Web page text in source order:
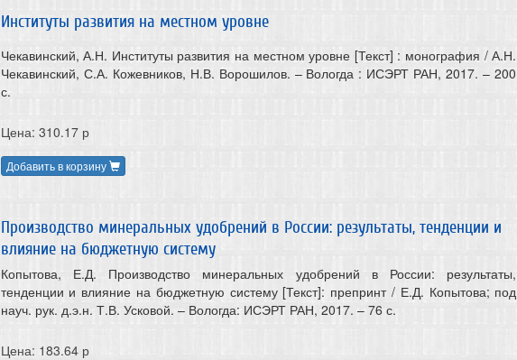
Институты развития на местном уровне
Чекавинский, А.Н. Институты развития на местном уровне [Текст] : монография / А.Н.
Чекавинский, С.А. Кожевников, Н.В. Ворошилов. – Вологда : ИСЭРТ РАН, 2017. – 200
с.
Цена: 310.17 р
Добавить в корзину
Производство минеральных удобрений в России: результаты, тенденции и
влияние на бюджетную систему
Копытова, Е.Д. Производство минеральных удобрений в России: результаты,
тенденции и влияние на бюджетную систему [Текст]: препринт / Е.Д. Копытова; под
науч. рук. д.э.н. Т.В. Усковой. – Вологда: ИСЭРТ РАН, 2017. – 76 с.
Цена: 183.64 р